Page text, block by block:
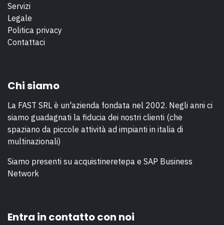
Servizi
Legale
Politica privacy
Contattaci
Chi siamo
La FAST SRL è un'azienda fondata nel 2002. Negli anni ci
siamo guadagnati la fiducia dei nostri clienti (che
spaziano da piccole attività ad impianti in italia di
multinazionali)
Siamo presenti su acquistineretepa e SAP Business
Network
Entra in contatto con noi